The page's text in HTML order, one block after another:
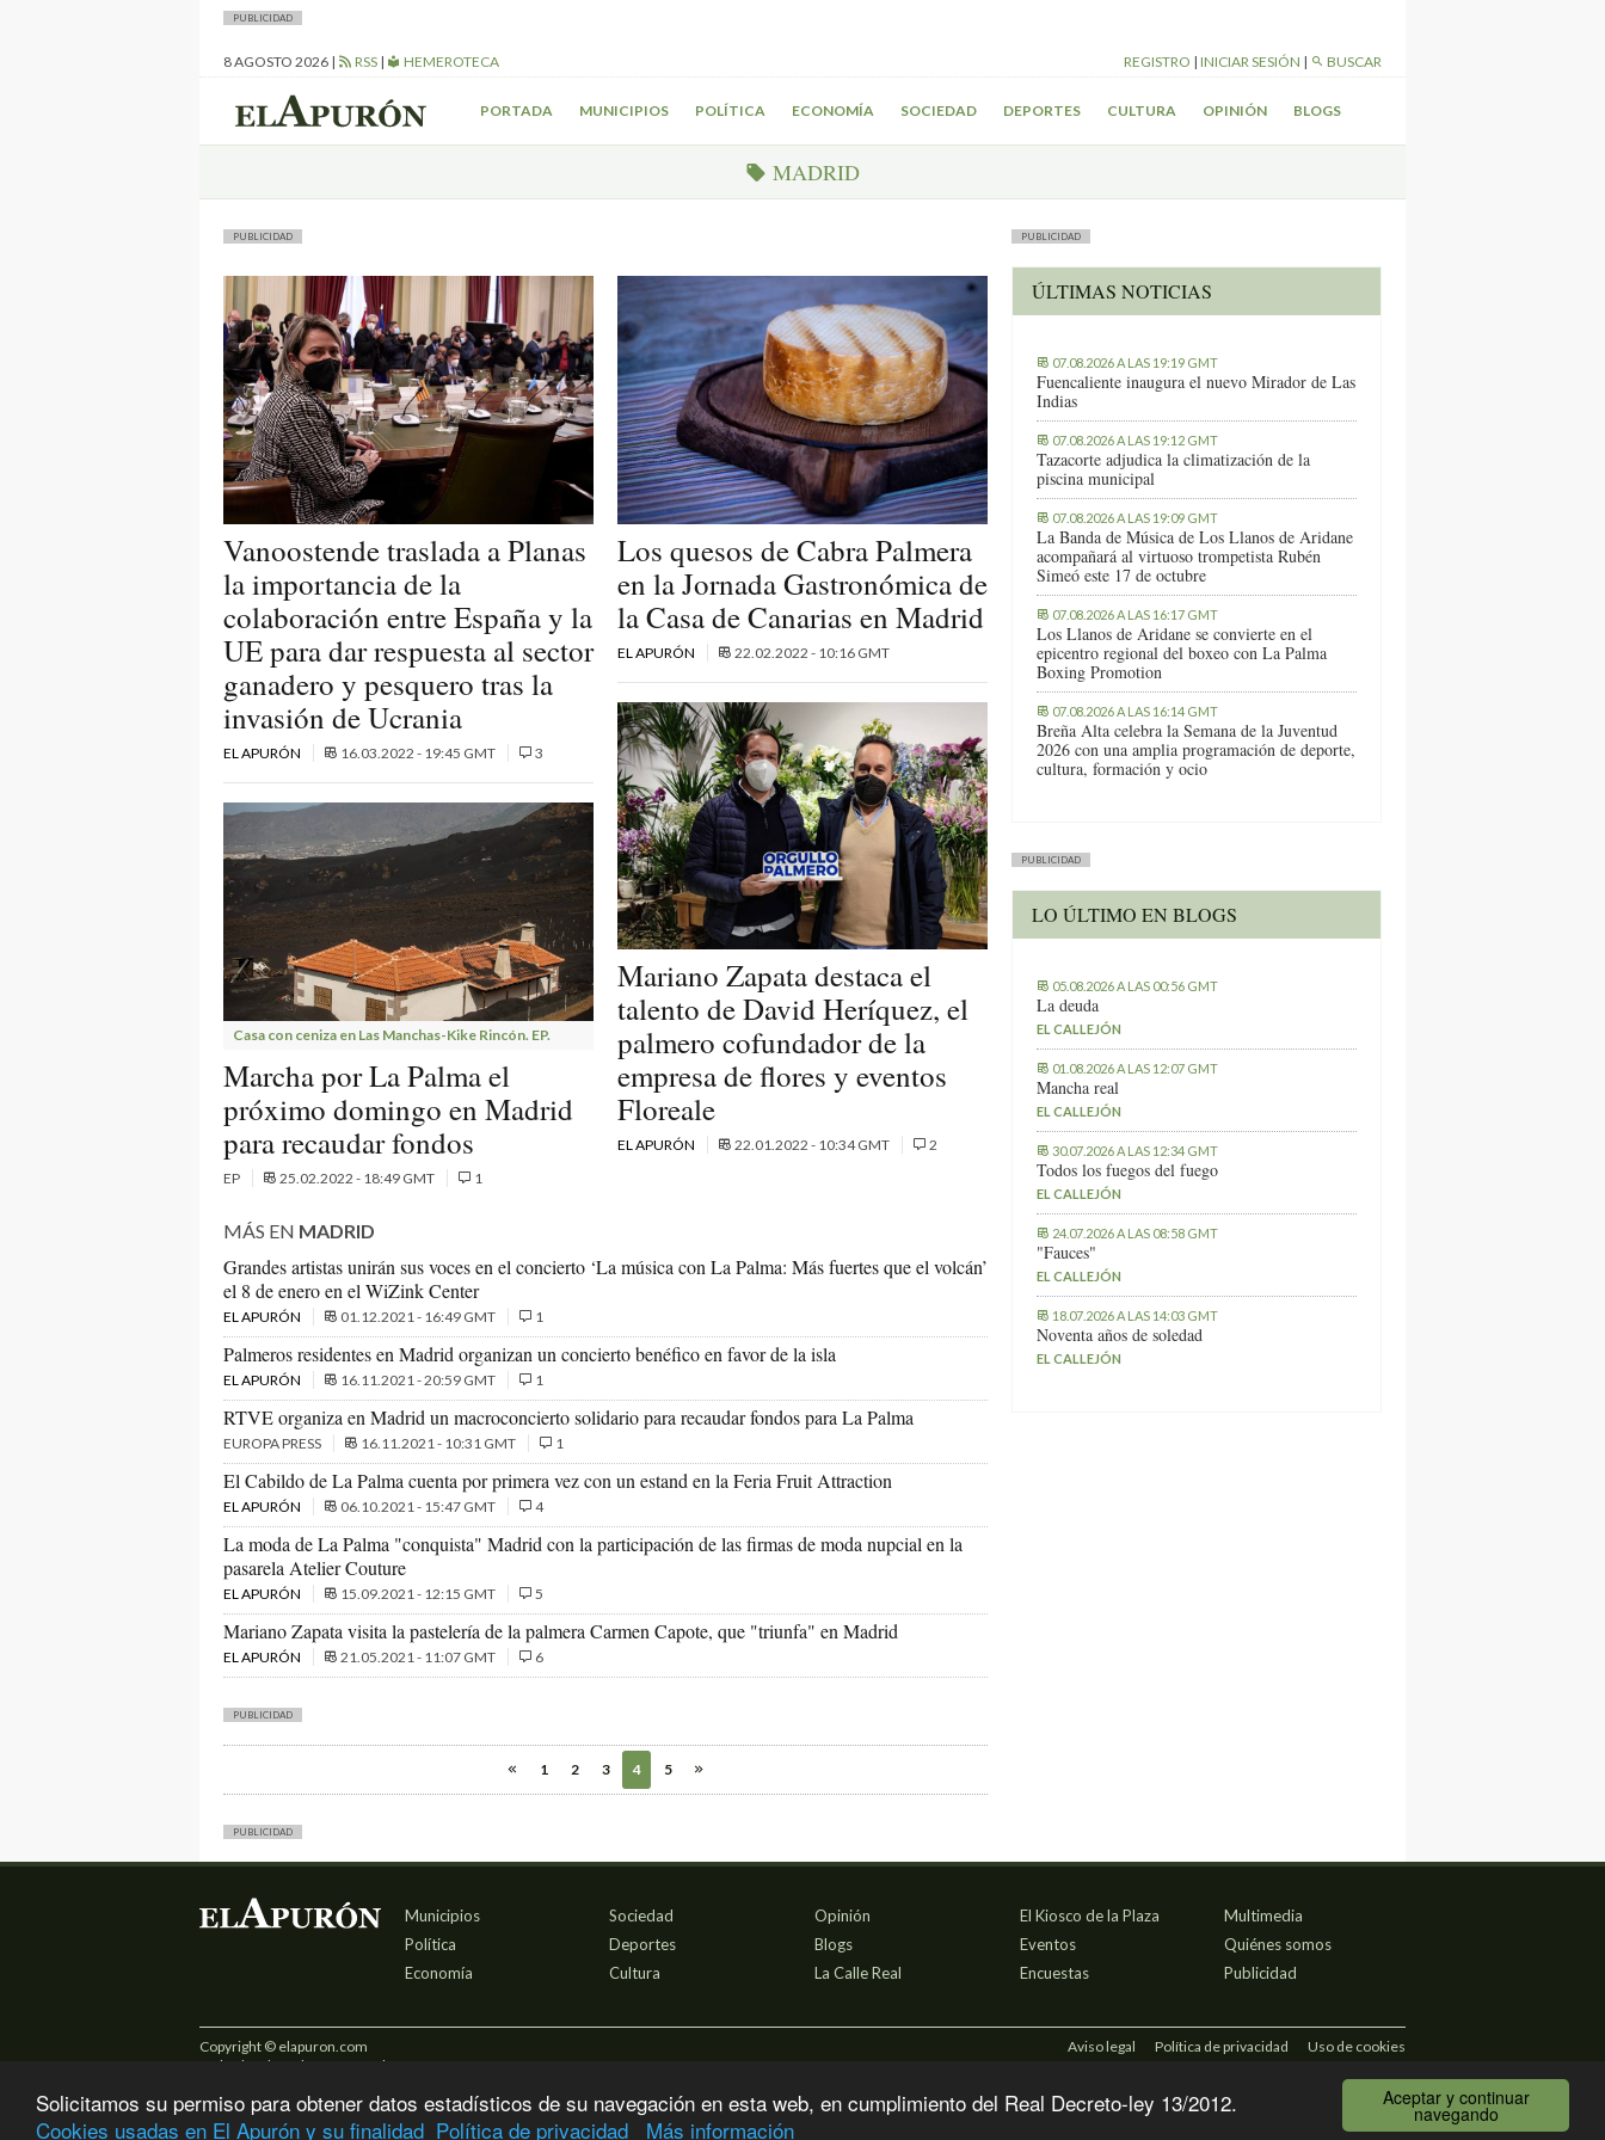
Aceptar y continuar
navegando
Solicitamos su permiso para obtener datos estadísticos de su navegación en esta web, en cumplimiento del Real Decreto-ley 13/2012.
Cookies usadas en El Apurón y su finalidad Política de privacidad Más información
PUBLICIDAD
8 AGOSTO 2026 | RSS | HEMEROTECA REGISTRO | INICIAR SESIÓN | BUSCAR
PORTADA MUNICIPIOS POLÍTICA ECONOMÍA SOCIEDAD DEPORTES CULTURA OPINIÓN BLOGS
MADRID
PUBLICIDAD
Vanoostende traslada a Planas
la importancia de la
colaboración entre España y la
UE para dar respuesta al sector
ganadero y pesquero tras la
invasión de Ucrania
EL APURÓN 16.03.2022 - 19:45 GMT 3
Casa con ceniza en Las Manchas-Kike Rincón. EP.
Marcha por La Palma el
próximo domingo en Madrid
para recaudar fondos
EP 25.02.2022 - 18:49 GMT 1
Los quesos de Cabra Palmera
en la Jornada Gastronómica de
la Casa de Canarias en Madrid
EL APURÓN 22.02.2022 - 10:16 GMT
Mariano Zapata destaca el
talento de David Heríquez, el
palmero cofundador de la
empresa de flores y eventos
Floreale
EL APURÓN 22.01.2022 - 10:34 GMT 2
MÁS EN MADRID
Grandes artistas unirán sus voces en el concierto ‘La música con La Palma: Más fuertes que el volcán’
el 8 de enero en el WiZink Center
EL APURÓN 01.12.2021 - 16:49 GMT 1
Palmeros residentes en Madrid organizan un concierto benéfico en favor de la isla
EL APURÓN 16.11.2021 - 20:59 GMT 1
RTVE organiza en Madrid un macroconcierto solidario para recaudar fondos para La Palma
EUROPA PRESS 16.11.2021 - 10:31 GMT 1
El Cabildo de La Palma cuenta por primera vez con un estand en la Feria Fruit Attraction
EL APURÓN 06.10.2021 - 15:47 GMT 4
La moda de La Palma "conquista" Madrid con la participación de las firmas de moda nupcial en la
pasarela Atelier Couture
EL APURÓN 15.09.2021 - 12:15 GMT 5
Mariano Zapata visita la pastelería de la palmera Carmen Capote, que "triunfa" en Madrid
EL APURÓN 21.05.2021 - 11:07 GMT 6
PUBLICIDAD
1 2 3 4 5
PUBLICIDAD
ÚLTIMAS NOTICIAS
07.08.2026 A LAS 19:19 GMT
Fuencaliente inaugura el nuevo Mirador de Las
Indias
07.08.2026 A LAS 19:12 GMT
Tazacorte adjudica la climatización de la
piscina municipal
07.08.2026 A LAS 19:09 GMT
La Banda de Música de Los Llanos de Aridane
acompañará al virtuoso trompetista Rubén
Simeó este 17 de octubre
07.08.2026 A LAS 16:17 GMT
Los Llanos de Aridane se convierte en el
epicentro regional del boxeo con La Palma
Boxing Promotion
07.08.2026 A LAS 16:14 GMT
Breña Alta celebra la Semana de la Juventud
2026 con una amplia programación de deporte,
cultura, formación y ocio
PUBLICIDAD
LO ÚLTIMO EN BLOGS
05.08.2026 A LAS 00:56 GMT
La deuda
EL CALLEJÓN
01.08.2026 A LAS 12:07 GMT
Mancha real
EL CALLEJÓN
30.07.2026 A LAS 12:34 GMT
Todos los fuegos del fuego
EL CALLEJÓN
24.07.2026 A LAS 08:58 GMT
"Fauces"
EL CALLEJÓN
18.07.2026 A LAS 14:03 GMT
Noventa años de soledad
EL CALLEJÓN
PUBLICIDAD
Municipios
Política
Economía
Sociedad
Deportes
Cultura
Opinión
Blogs
La Calle Real
El Kiosco de la Plaza
Eventos
Encuestas
Multimedia
Quiénes somos
Publicidad
Copyright © elapuron.com
Todos los derechos reservados
Aviso legal Política de privacidad Uso de cookies